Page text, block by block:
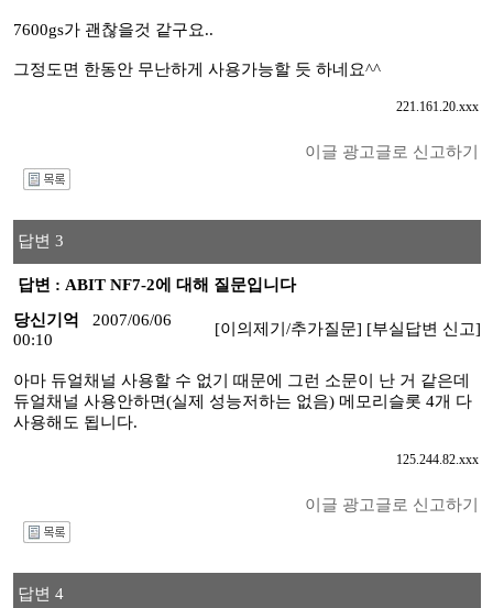
7600gs가 괜찮을것 같구요..
그정도면 한동안 무난하게 사용가능할 듯 하네요^^
221.161.20.xxx
이글 광고글로 신고하기
답변 3
답변 : ABIT NF7-2에 대해 질문입니다
당신기억
2007/06/06
00:10
[이의제기/추가질문] [부실답변 신고]
아마 듀얼채널 사용할 수 없기 때문에 그런 소문이 난 거 같은데
듀얼채널 사용안하면(실제 성능저하는 없음) 메모리슬롯 4개 다
사용해도 됩니다.
125.244.82.xxx
이글 광고글로 신고하기
답변 4